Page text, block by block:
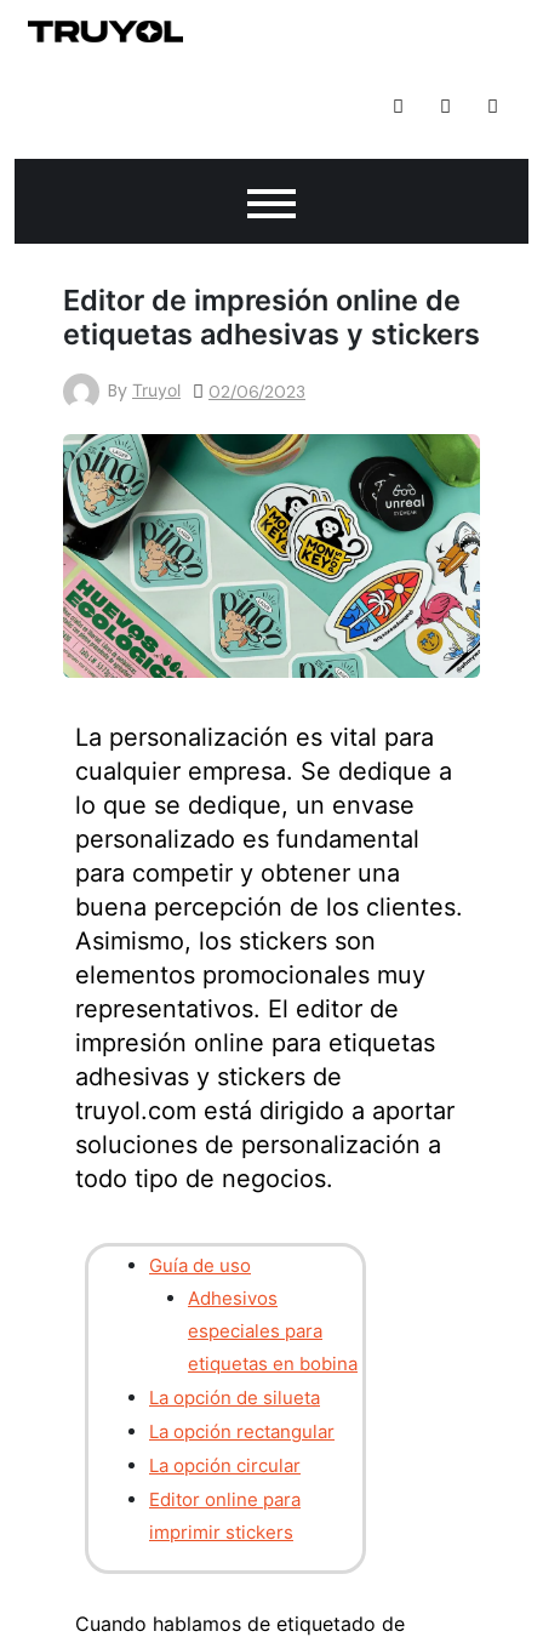
Editor de impresión online de
etiquetas adhesivas y stickers
By Truyol 02/06/2023
La personalización es vital para
cualquier empresa. Se dedique a
lo que se dedique, un envase
personalizado es fundamental
para competir y obtener una
buena percepción de los clientes.
Asimismo, los stickers son
elementos promocionales muy
representativos. El editor de
impresión online para etiquetas
adhesivas y stickers de
truyol.com está dirigido a aportar
soluciones de personalización a
todo tipo de negocios.
Guía de uso
Adhesivos
especiales para
etiquetas en bobina
La opción de silueta
La opción rectangular
La opción circular
Editor online para
imprimir stickers
Cuando hablamos de etiquetado de